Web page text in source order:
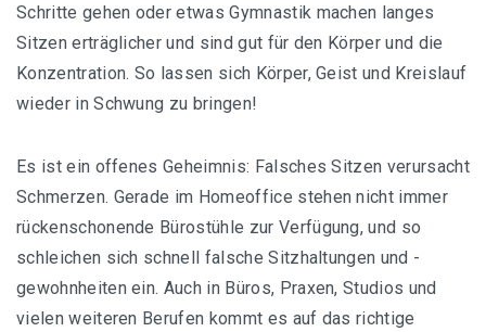
Schritte gehen oder etwas Gymnastik machen langes
Sitzen erträglicher und sind gut für den Körper und die
Konzentration. So lassen sich Körper, Geist und Kreislauf
wieder in Schwung zu bringen!
Es ist ein offenes Geheimnis: Falsches Sitzen verursacht
Schmerzen. Gerade im Homeoffice stehen nicht immer
rückenschonende Bürostühle zur Verfügung, und so
schleichen sich schnell falsche Sitzhaltungen und -
gewohnheiten ein. Auch in Büros, Praxen, Studios und
vielen weiteren Berufen kommt es auf das richtige